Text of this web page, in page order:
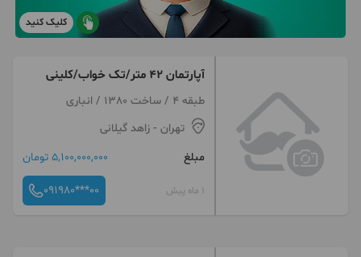
کلیک کنید
آپارتمان ۴۲ متر/تک خواب/کلینی
طبقه 4 / ساخت 1380 / انباری
تهران - زاهد گیلانی
مبلغ
5,100,000,000 تومان
1 ماه پیش 091980***00